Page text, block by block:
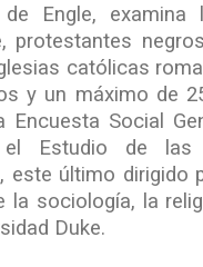
Engle, examina
protestantes
católicas
y un máximo de
Encuesta Social
Estudio de las
este último dirigido
la sociología, la
Duke.